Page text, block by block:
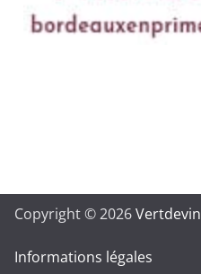
Copyright © 2026Vertdevin
Informations légales